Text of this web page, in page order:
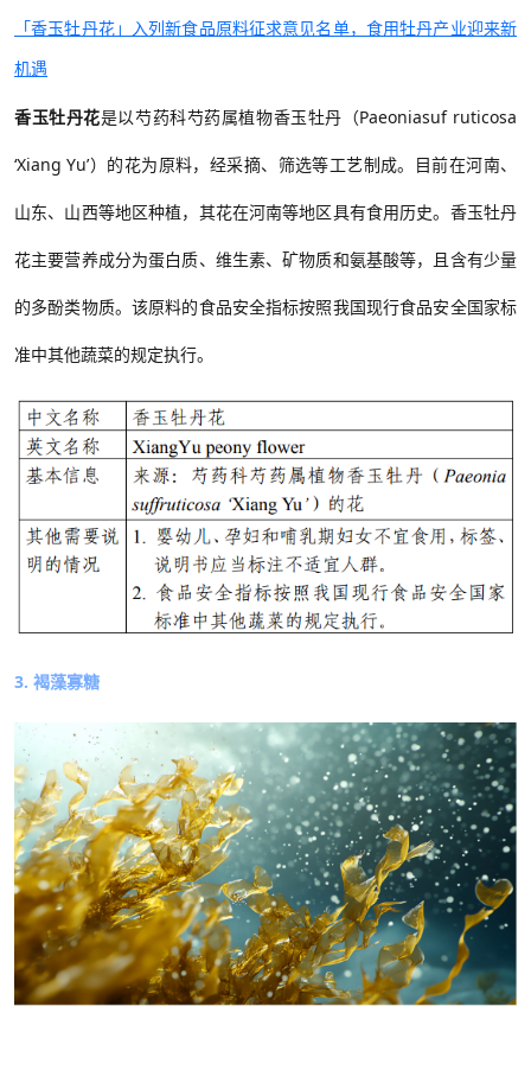
「香玉牡丹花」入列新食品原料征求意见名单，食用牡丹产业迎来新
机遇
香玉牡丹花是以芍药科芍药属植物香玉牡丹（Paeoniasuf ruticosa
‘Xiang Yu’）的花为原料，经采摘、筛选等工艺制成。目前在河南、
山东、山西等地区种植，其花在河南等地区具有食用历史。香玉牡丹
花主要营养成分为蛋白质、维生素、矿物质和氨基酸等，且含有少量
的多酚类物质。该原料的食品安全指标按照我国现行食品安全国家标
准中其他蔬菜的规定执行。
3. 褐藻寡糖